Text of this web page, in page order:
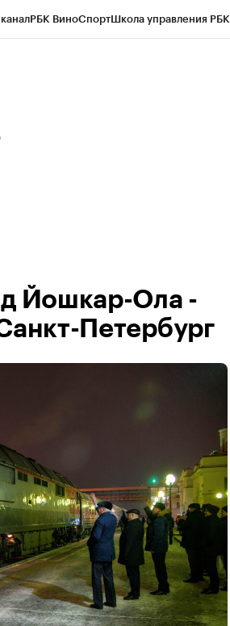
РБК ВиноСпортШкола управления РБК
Йошкар-Ола -
Петербург